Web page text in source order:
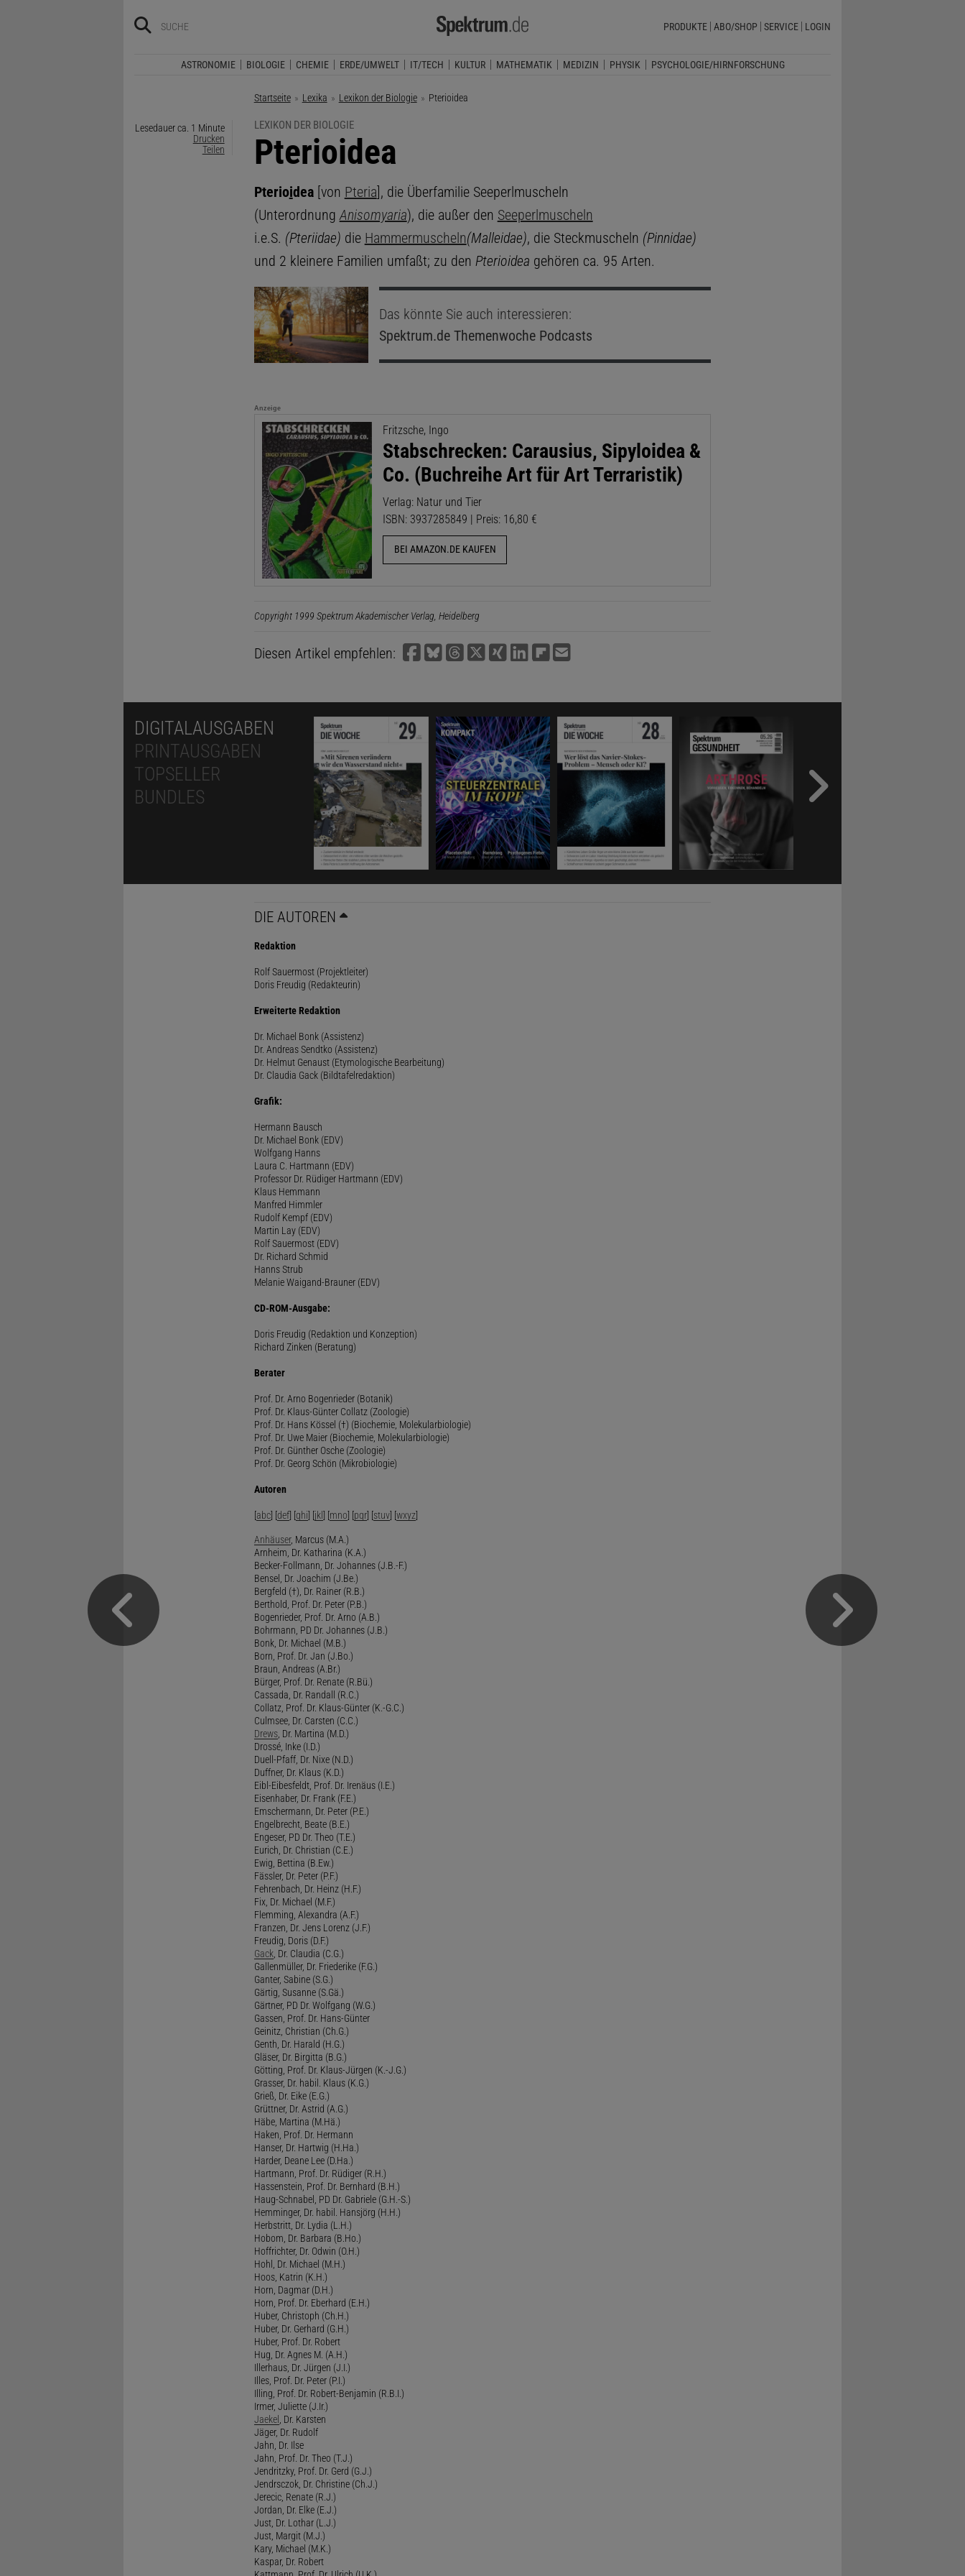
PRODUKTE ABO/SHOP SERVICE LOGIN
ASTRONOMIE BIOLOGIE CHEMIE ERDE/UMWELT IT/TECH KULTUR MATHEMATIK MEDIZIN PHYSIK PSYCHOLOGIE/HIRNFORSCHUNG
Startseite Lexika Lexikon der Biologie Aktuelle Seite:
Pterioidea
Lesedauer ca. 1 Minute
Drucken
Teilen
LEXIKON DER BIOLOGIE
:
Pterioidea
Pterioidea[von Pteria], die Überfamilie Seeperlmuscheln
(Unterordnung Anisomyaria), die außer den Seeperlmuscheln
i.e.S. (Pteriidae) die Hammermuscheln(Malleidae), die Steckmuscheln (Pinnidae)
und 2 kleinere Familien umfaßt; zu den Pterioidea gehören ca. 95 Arten.
Das könnte Sie auch interessieren:
Spektrum.deThemenwoche Podcasts
Anzeige
Fritzsche, Ingo
Stabschrecken: Carausius, Sipyloidea &
Co. (Buchreihe Art für Art Terraristik)
Verlag: Natur und Tier
ISBN: 3937285849 | Preis: 16,80 €
BEI AMAZON.DE KAUFEN
Copyright 1999 Spektrum Akademischer Verlag, Heidelberg
Diesen Artikel empfehlen:
DIGITALAUSGABEN
PRINTAUSGABEN
TOPSELLER
BUNDLES
DIE AUTOREN
Redaktion
Rolf Sauermost (Projektleiter)
Doris Freudig (Redakteurin)
Erweiterte Redaktion
Dr. Michael Bonk (Assistenz)
Dr. Andreas Sendtko (Assistenz)
Dr. Helmut Genaust (Etymologische Bearbeitung)
Dr. Claudia Gack (Bildtafelredaktion)
Grafik:
Hermann Bausch
Dr. Michael Bonk (EDV)
Wolfgang Hanns
Laura C. Hartmann (EDV)
Professor Dr. Rüdiger Hartmann (EDV)
Klaus Hemmann
Manfred Himmler
Rudolf Kempf (EDV)
Martin Lay (EDV)
Rolf Sauermost (EDV)
Dr. Richard Schmid
Hanns Strub
Melanie Waigand-Brauner (EDV)
CD-ROM-Ausgabe:
Doris Freudig (Redaktion und Konzeption)
Richard Zinken (Beratung)
Berater
Prof. Dr. Arno Bogenrieder (Botanik)
Prof. Dr. Klaus-Günter Collatz (Zoologie)
Prof. Dr. Hans Kössel (†) (Biochemie, Molekularbiologie)
Prof. Dr. Uwe Maier (Biochemie, Molekularbiologie)
Prof. Dr. Günther Osche (Zoologie)
Prof. Dr. Georg Schön (Mikrobiologie)
Autoren
[abc] [def] [ghi] [jkl] [mno] [pqr] [stuv] [wxyz]
Anhäuser, Marcus (M.A.)
Arnheim, Dr. Katharina (K.A.)
Becker-Follmann, Dr. Johannes (J.B.-F.)
Bensel, Dr. Joachim (J.Be.)
Bergfeld (†), Dr. Rainer (R.B.)
Berthold, Prof. Dr. Peter (P.B.)
Bogenrieder, Prof. Dr. Arno (A.B.)
Bohrmann, PD Dr. Johannes (J.B.)
Bonk, Dr. Michael (M.B.)
Born, Prof. Dr. Jan (J.Bo.)
Braun, Andreas (A.Br.)
Bürger, Prof. Dr. Renate (R.Bü.)
Cassada, Dr. Randall (R.C.)
Collatz, Prof. Dr. Klaus-Günter (K.-G.C.)
Culmsee, Dr. Carsten (C.C.)
Drews, Dr. Martina (M.D.)
Drossé, Inke (I.D.)
Duell-Pfaff, Dr. Nixe (N.D.)
Duffner, Dr. Klaus (K.D.)
Eibl-Eibesfeldt, Prof. Dr. Irenäus (I.E.)
Eisenhaber, Dr. Frank (F.E.)
Emschermann, Dr. Peter (P.E.)
Engelbrecht, Beate (B.E.)
Engeser, PD Dr. Theo (T.E.)
Eurich, Dr. Christian (C.E.)
Ewig, Bettina (B.Ew.)
Fässler, Dr. Peter (P.F.)
Fehrenbach, Dr. Heinz (H.F.)
Fix, Dr. Michael (M.F.)
Flemming, Alexandra (A.F.)
Franzen, Dr. Jens Lorenz (J.F.)
Freudig, Doris (D.F.)
Gack, Dr. Claudia (C.G.)
Gallenmüller, Dr. Friederike (F.G.)
Ganter, Sabine (S.G.)
Gärtig, Susanne (S.Gä.)
Gärtner, PD Dr. Wolfgang (W.G.)
Gassen, Prof. Dr. Hans-Günter
Geinitz, Christian (Ch.G.)
Genth, Dr. Harald (H.G.)
Gläser, Dr. Birgitta (B.G.)
Götting, Prof. Dr. Klaus-Jürgen (K.-J.G.)
Grasser, Dr. habil. Klaus (K.G.)
Grieß, Dr. Eike (E.G.)
Grüttner, Dr. Astrid (A.G.)
Häbe, Martina (M.Hä.)
Haken, Prof. Dr. Hermann
Hanser, Dr. Hartwig (H.Ha.)
Harder, Deane Lee (D.Ha.)
Hartmann, Prof. Dr. Rüdiger (R.H.)
Hassenstein, Prof. Dr. Bernhard (B.H.)
Haug-Schnabel, PD Dr. Gabriele (G.H.-S.)
Hemminger, Dr. habil. Hansjörg (H.H.)
Herbstritt, Dr. Lydia (L.H.)
Hobom, Dr. Barbara (B.Ho.)
Hoffrichter, Dr. Odwin (O.H.)
Hohl, Dr. Michael (M.H.)
Hoos, Katrin (K.H.)
Horn, Dagmar (D.H.)
Horn, Prof. Dr. Eberhard (E.H.)
Huber, Christoph (Ch.H.)
Huber, Dr. Gerhard (G.H.)
Huber, Prof. Dr. Robert
Hug, Dr. Agnes M. (A.H.)
Illerhaus, Dr. Jürgen (J.I.)
Illes, Prof. Dr. Peter (P.I.)
Illing, Prof. Dr. Robert-Benjamin (R.B.I.)
Irmer, Juliette (J.Ir.)
Jaekel
, Dr. Karsten
Jäger, Dr. Rudolf
Jahn, Dr. Ilse
Jahn, Prof. Dr. Theo (T.J.)
Jendritzky, Prof. Dr. Gerd (G.J.)
Jendrsczok, Dr. Christine (Ch.J.)
Jerecic, Renate (R.J.)
Jordan, Dr. Elke (E.J.)
Just, Dr. Lothar (L.J.)
Just, Margit (M.J.)
Kary, Michael (M.K.)
Kaspar, Dr. Robert